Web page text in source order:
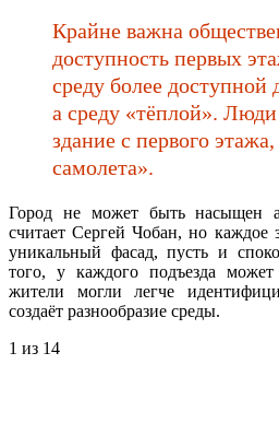
Крайне важна
доступность первых
среду более доступной
а среду «тёплой».
здание с первого
самолета».
Город не может быть насыщен
считает Сергей Чобан, но каждое
уникальный фасад, пусть и
того, у каждого подъезда
жители могли легче
создаёт разнообразие среды.
1 из 14